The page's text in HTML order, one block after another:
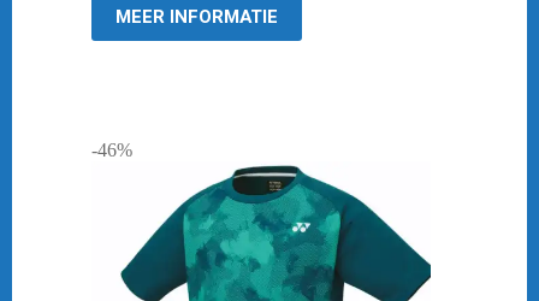
MEER INFORMATIE
-46%